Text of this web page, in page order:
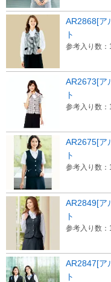
AR2868[ア
ト
参考入り数：
AR2673[ア
ト
参考入り数：
AR2675[ア
ト
参考入り数：
AR2849[ア
ト
参考入り数：1
AR2847[ア
ト